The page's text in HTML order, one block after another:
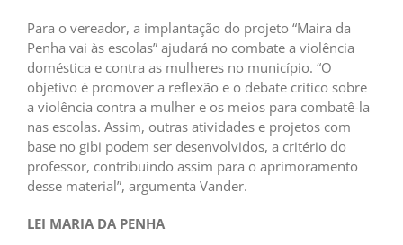
Para o vereador, a implantação do projeto “Maira da
Penha vai às escolas” ajudará no combate a violência
doméstica e contra as mulheres no município. “O
objetivo é promover a reflexão e o debate crítico sobre
a violência contra a mulher e os meios para combatê-la
nas escolas. Assim, outras atividades e projetos com
base no gibi podem ser desenvolvidos, a critério do
professor, contribuindo assim para o aprimoramento
desse material”, argumenta Vander.
LEI MARIA DA PENHA